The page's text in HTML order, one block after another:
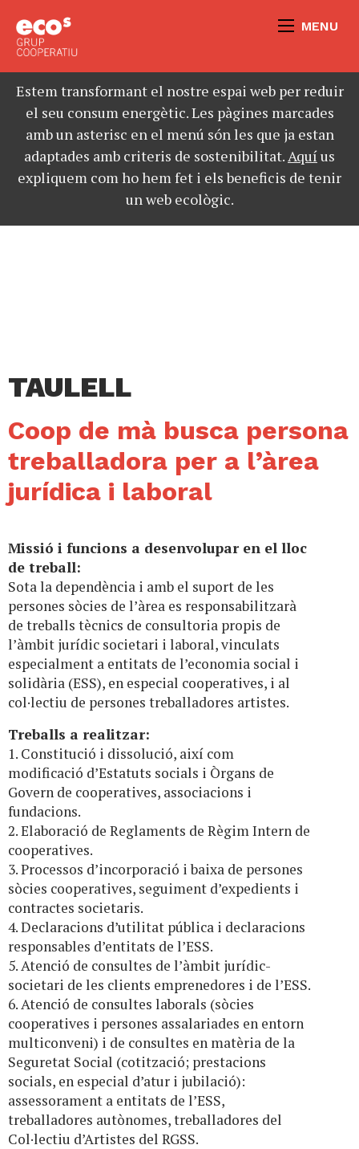
MENU
Estem transformant el nostre espai web per reduir
el seu consum energètic. Les pàgines marcades
amb un asterisc en el menú són les que ja estan
adaptades amb criteris de sostenibilitat.Aquíus
expliquem com ho hem fet i els beneficis de tenir
un web ecològic.
TAULELL
Coop de mà busca persona
treballadora per a l’àrea
jurídica i laboral
Missió i funcions a desenvolupar en el lloc
de treball:
Sota la dependència i amb el suport de les
persones sòcies de l’àrea es responsabilitzarà
de treballs tècnics de consultoria propis de
l’àmbit jurídic societari i laboral, vinculats
especialment a entitats de l’economia social i
solidària (ESS), en especial cooperatives, i al
col·lectiu de persones treballadores artistes.
Treballs a realitzar:
1. Constitució i dissolució, així com
modificació d’Estatuts socials i Òrgans de
Govern de cooperatives, associacions i
fundacions.
2. Elaboració de Reglaments de Règim Intern de
cooperatives.
3. Processos d’incorporació i baixa de persones
sòcies cooperatives, seguiment d’expedients i
contractes societaris.
4. Declaracions d’utilitat pública i declaracions
responsables d’entitats de l’ESS.
5. Atenció de consultes de l’àmbit jurídic-
societari de les clients emprenedores i de l’ESS.
6. Atenció de consultes laborals (sòcies
cooperatives i persones assalariades en entorn
multiconveni) i de consultes en matèria de la
Seguretat Social (cotització; prestacions
socials, en especial d’atur i jubilació):
assessorament a entitats de l’ESS,
treballadores autònomes, treballadores del
Col·lectiu d’Artistes del RGSS.